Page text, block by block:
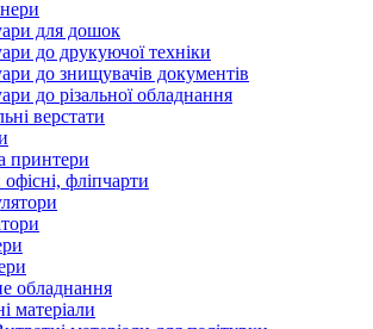
для дошок
до друкуючої техніки
до знищувачів документів
до різальної обладнання
верстати
принтери
фліпчарти
обладнання
матеріали